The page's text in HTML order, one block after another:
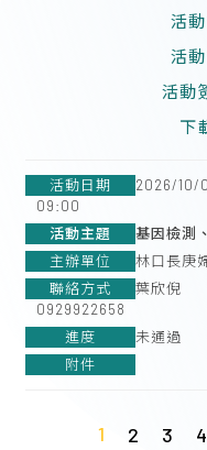
活
活
活動
下
2026/10/
09:00
基因檢測
林口長庚
葉欣倪
0929922658
未通過
1 2 3 4